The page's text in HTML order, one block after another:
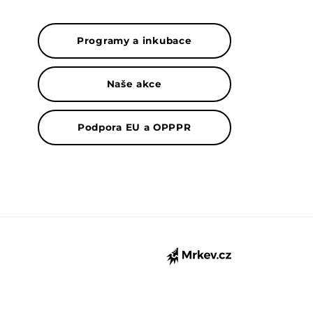
Programy a inkubace
Naše akce
Podpora EU a OPPPR